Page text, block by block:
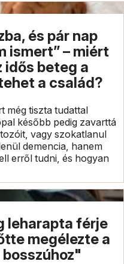
és pár nap
ismert” – miért
idős beteg a
a család?
még tiszta tudattal
később pedig zavarttá
vagy szokatlanul
demencia, hanem
erről tudni, és hogyan
leharapta férje
megélezte a